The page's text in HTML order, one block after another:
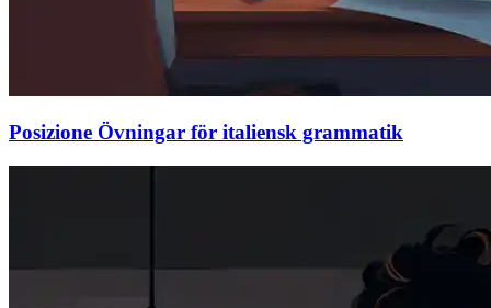
Posizione Övningar för italiensk grammatik